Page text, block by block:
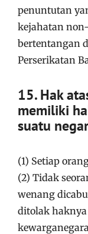
penuntutan
kejahatan
bertentangan
Perserikatan
15. Hak
memiliki
suatu
(1) Setiap
(2) Tidak
wenang
ditolak